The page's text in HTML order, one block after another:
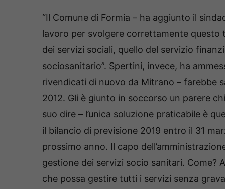
“Il Comune di Formia – ha aggiunto il
lavoro per svolgere correttamente questo
dei servizi sociali, quello del servizio
sociosanitario”. Spertini, invece, ha
rivendicati di nuovo da Mitrano – farebbe
2012. Gli è giunto in soccorso un parere
suo dire – l’unica soluzione praticabile è
il bilancio di previsione 2019 entro il 31
prossimo anno. Il capo
gestione dei servizi socio sanitari. Come?
che possa gestire tutti i servizi senza